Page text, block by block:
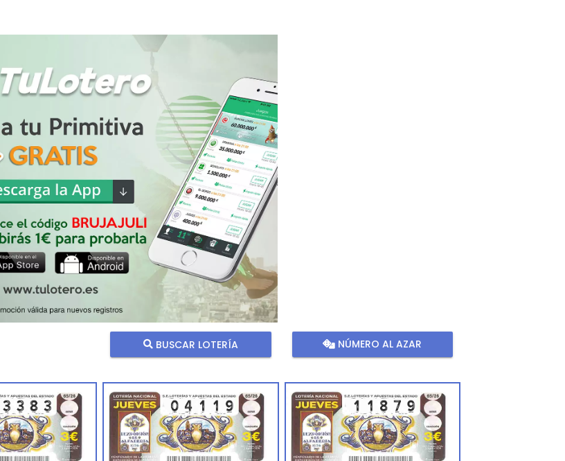
BUSCAR LOTERÍA NÚMERO AL AZAR